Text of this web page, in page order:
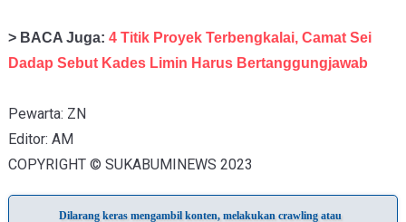
> BACA Juga: 4 Titik Proyek Terbengkalai, Camat Sei
Dadap Sebut Kades Limin Harus Bertanggungjawab
Pewarta: ZN
Editor: AM
COPYRIGHT © SUKABUMINEWS 2023
Dilarang keras mengambil konten, melakukan crawling atau